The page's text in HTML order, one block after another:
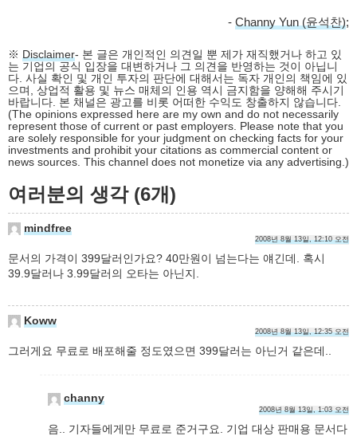
- Channy Yun (윤석찬);
※ Disclaimer- 본 글은 개인적인 의견일 뿐 제가 재직했거나 하고 있
는 기업의 공식 입장을 대변하거나 그 의견을 반영하는 것이 아닙니
다. 사실 확인 및 개인 투자의 판단에 대해서는 독자 개인의 책임에 있
으며, 상업적 활용 및 뉴스 매체의 인용 역시 금지함을 양해해 주시기
바랍니다. 본 채널은 광고를 비롯 어떠한 수익도 창출하지 않습니다.
(The opinions expressed here are my own and do not necessarily
represent those of current or past employers. Please note that you
are solely responsible for your judgment on checking facts for your
investments and prohibit your citations as commercial content or
news sources. This channel does not monetize via any advertising.)
여러분의 생각 (6개)
mindfree
2008년 8월 13일, 12:10 오전
문서의 가격이 399달러인가요? 40만원이 넘는다는 얘긴데. 혹시
39.9달러나 3.99달러의 오타는 아닌지.
Koww
2008년 8월 13일, 12:35 오전
그러게요 무료로 배포해줄 정도였으면 399달러는 아닌거 같은데..
channy
2008년 8월 13일, 1:03 오전
음.. 기자들에게만 무료로 준거구요. 기업 대상 판매용 문서다